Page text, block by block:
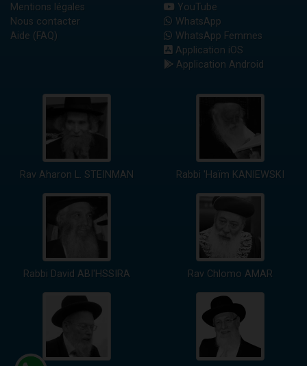
Mentions légales
Nous contacter
Aide (FAQ)
YouTube
WhatsApp
WhatsApp Femmes
Application iOS
Application Android
Rav Aharon L. STEINMAN Rabbi 'Haïm KANIEWSKI
Rabbi David ABI'HSSIRA Rav Chlomo AMAR